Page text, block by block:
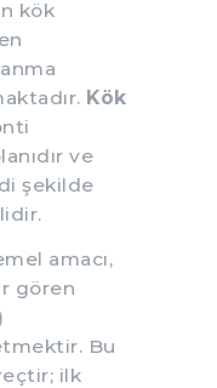
kök
Kök
ve
şekilde
amacı,
gören
Bu
ilk